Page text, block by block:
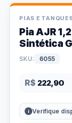
PIAS E
Pia AJR
Sintética
SKU: 6055
R$ 222,90
Verifique